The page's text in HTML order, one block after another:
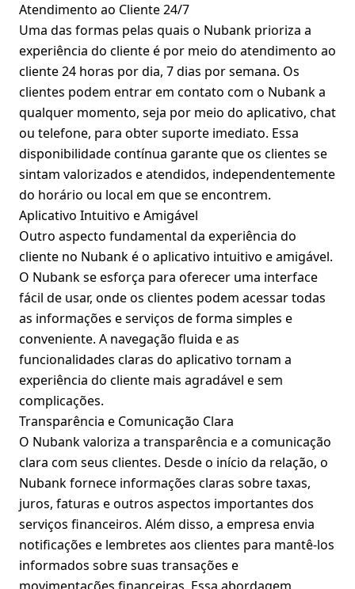
Atendimento ao Cliente 24/7
Uma das formas pelas quais o Nubank prioriza a
experiência do cliente é por meio do atendimento ao
cliente 24 horas por dia, 7 dias por semana. Os
clientes podem entrar em contato com o Nubank a
qualquer momento, seja por meio do aplicativo, chat
ou telefone, para obter suporte imediato. Essa
disponibilidade contínua garante que os clientes se
sintam valorizados e atendidos, independentemente
do horário ou local em que se encontrem.
Aplicativo Intuitivo e Amigável
Outro aspecto fundamental da experiência do
cliente no Nubank é o aplicativo intuitivo e amigável.
O Nubank se esforça para oferecer uma interface
fácil de usar, onde os clientes podem acessar todas
as informações e serviços de forma simples e
conveniente. A navegação fluida e as
funcionalidades claras do aplicativo tornam a
experiência do cliente mais agradável e sem
complicações.
Transparência e Comunicação Clara
O Nubank valoriza a transparência e a comunicação
clara com seus clientes. Desde o início da relação, o
Nubank fornece informações claras sobre taxas,
juros, faturas e outros aspectos importantes dos
serviços financeiros. Além disso, a empresa envia
notificações e lembretes aos clientes para mantê-los
informados sobre suas transações e